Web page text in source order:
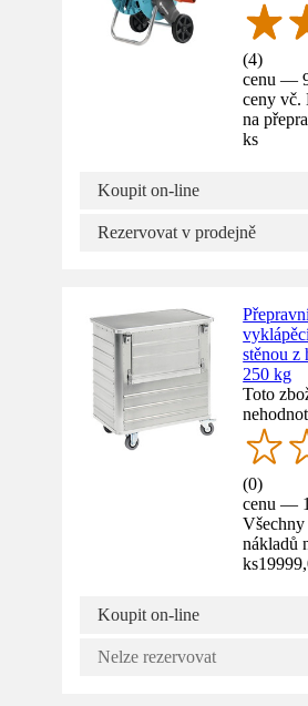
(4)
cenu —
ceny vč.
na
ks
Koupit on-line
Rezervovat v prodejně
stěnou z
250 kg
Toto
(0)
cenu —
nákladů
ks
Koupit on-line
Nelze rezervovat